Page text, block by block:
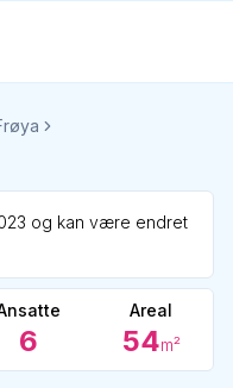
og kan være endret
6
Areal
54m²